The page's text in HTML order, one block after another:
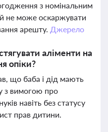
з номінальним
не може оскаржувати
арешту. Джерело
аліменти на
опіки?
що баба і дід мають
з вимогою про
навіть без статусу
прав дитини.